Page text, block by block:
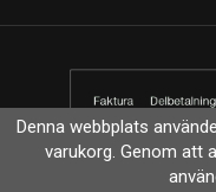
Denna webbplats
varukorg. Genom att